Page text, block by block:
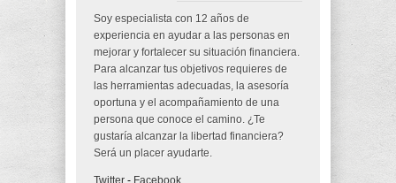
Soy especialista con 12 años de
experiencia en ayudar a las personas en
mejorar y fortalecer su situación financiera.
Para alcanzar tus objetivos requieres de
las herramientas adecuadas, la asesoría
oportuna y el acompañamiento de una
persona que conoce el camino. ¿Te
gustaría alcanzar la libertad financiera?
Será un placer ayudarte.
Twitter - Facebook